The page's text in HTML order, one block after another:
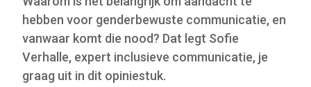
hebben voor genderbewuste communicatie, en
vanwaar komt die nood? Dat legt Sofie
Verhalle, expert inclusieve communicatie, je
graag uit in dit opiniestuk.